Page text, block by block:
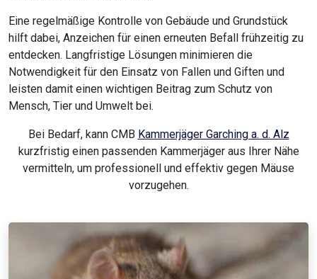
Eine regelmäßige Kontrolle von Gebäude und Grundstück
hilft dabei, Anzeichen für einen erneuten Befall frühzeitig zu
entdecken. Langfristige Lösungen minimieren die
Notwendigkeit für den Einsatz von Fallen und Giften und
leisten damit einen wichtigen Beitrag zum Schutz von
Mensch, Tier und Umwelt bei.
Bei Bedarf, kann CMB Kammerjäger Garching a. d. Alz
kurzfristig einen passenden Kammerjäger aus Ihrer Nähe
vermitteln, um professionell und effektiv gegen Mäuse
vorzugehen.